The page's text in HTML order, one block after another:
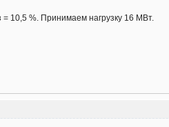
10,5 %. Принимаем нагрузку 16 МВт.